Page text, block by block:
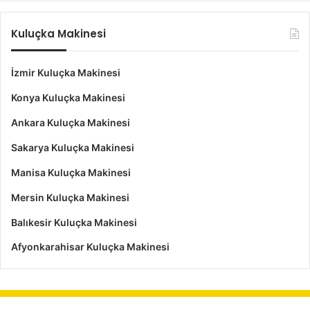
Kuluçka Makinesi
İzmir Kuluçka Makinesi
Konya Kuluçka Makinesi
Ankara Kuluçka Makinesi
Sakarya Kuluçka Makinesi
Manisa Kuluçka Makinesi
Mersin Kuluçka Makinesi
Balıkesir Kuluçka Makinesi
Afyonkarahisar Kuluçka Makinesi